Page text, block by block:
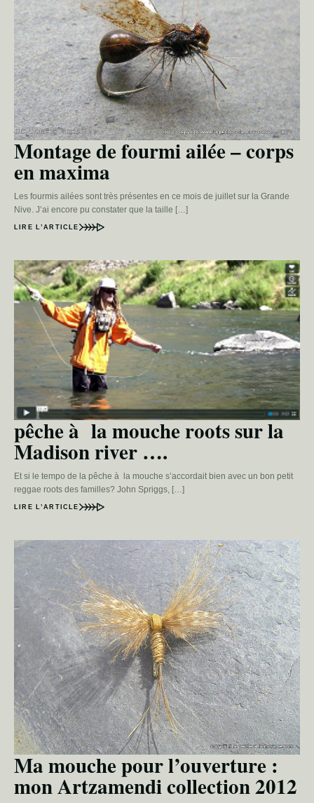
Montage de fourmi ailée – corps
en maxima
Les fourmis ailées sont très présentes en ce mois de juillet sur la Grande
Nive. J’ai encore pu constater que la taille […]
LIRE L’ARTICLE
pêche à la mouche roots sur la
Madison river ….
Et si le tempo de la pêche à la mouche s’accordait bien avec un bon petit
reggae roots des familles? John Spriggs, […]
LIRE L’ARTICLE
Ma mouche pour l’ouverture :
mon Artzamendi collection 2012